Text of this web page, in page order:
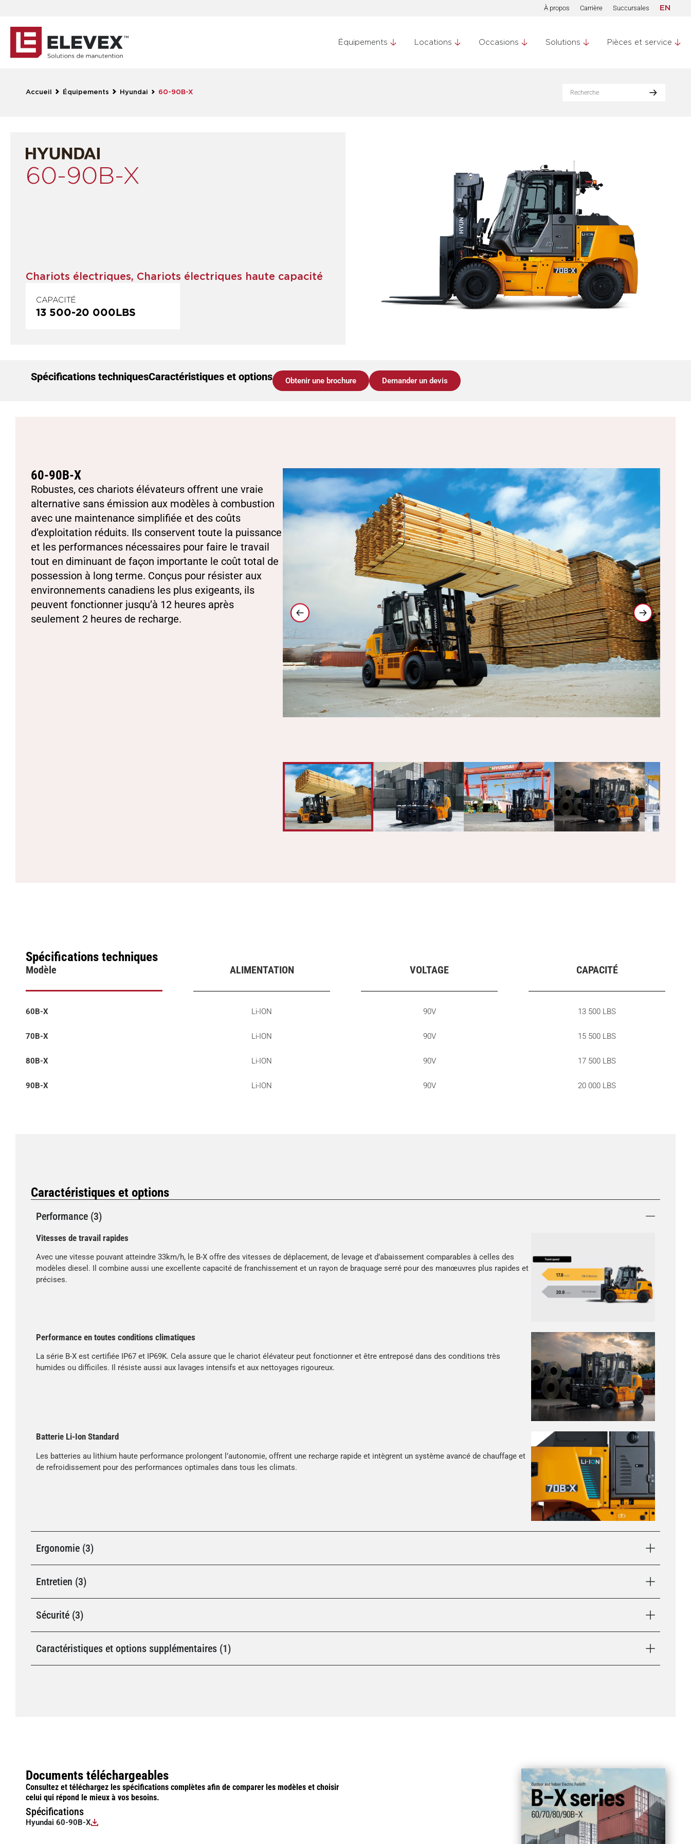
À propos Carrière Succursales EN
Équipements Locations Occasions Solutions Pièces et service
Accueil Équipements Hyundai 60-90B-X
60-90B-X
Chariots électriques, Chariots électriques haute capacité
CAPACITÉ
13 500-20 000LBS
Spécifications techniquesCaractéristiques et options Obtenir une brochure Demander un devis
60-90B-X
Robustes, ces chariots élévateurs offrent une vraie
alternative sans émission aux modèles à combustion
avec une maintenance simplifiée et des coûts
d’exploitation réduits. Ils conservent toute la puissance
et les performances nécessaires pour faire le travail
tout en diminuant de façon importante le coût total de
possession à long terme. Conçus pour résister aux
environnements canadiens les plus exigeants, ils
peuvent fonctionner jusqu’à 12 heures après
seulement 2 heures de recharge.
Spécifications techniques
Modèle ALIMENTATION VOLTAGE CAPACITÉ
60B-X Li-ION 90V 13 500 LBS
70B-X Li-ION 90V 15 500 LBS
80B-X Li-ION 90V 17 500 LBS
90B-X Li-ION 90V 20 000 LBS
Caractéristiques et options
Performance (3)
Vitesses de travail rapides
Avec une vitesse pouvant atteindre 33km/h, le B-X offre des vitesses de déplacement, de levage et d’abaissement comparables à celles des
modèles diesel. Il combine aussi une excellente capacité de franchissement et un rayon de braquage serré pour des manœuvres plus rapides et
précises.
Performance en toutes conditions climatiques
La série B-X est certifiée IP67 et IP69K. Cela assure que le chariot élévateur peut fonctionner et être entreposé dans des conditions très
humides ou difficiles. Il résiste aussi aux lavages intensifs et aux nettoyages rigoureux.
Batterie Li-Ion Standard
Les batteries au lithium haute performance prolongent l’autonomie, offrent une recharge rapide et intègrent un système avancé de chauffage et
de refroidissement pour des performances optimales dans tous les climats.
Ergonomie (3)
Entretien (3)
Sécurité (3)
Caractéristiques et options supplémentaires (1)
Documents téléchargeables
Consultez et téléchargez les spécifications complètes afin de comparer les modèles et choisir
celui qui répond le mieux à vos besoins.
Spécifications
Hyundai 60-90B-X